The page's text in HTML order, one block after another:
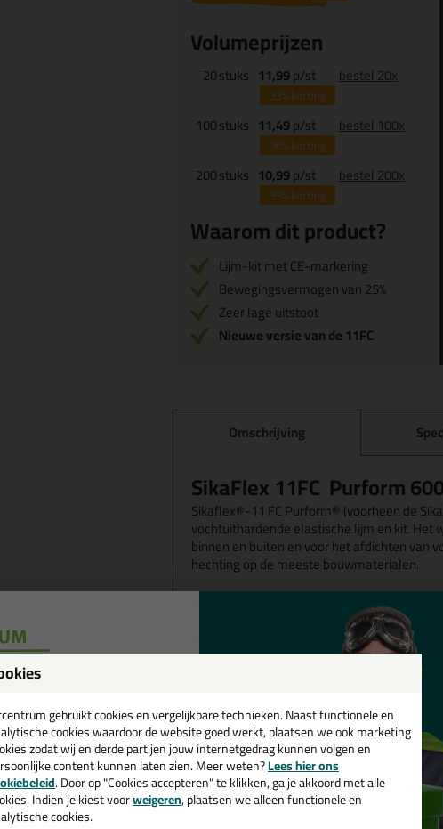
Volumeprijzen
20stuks 11,99p/st
33%korting
bestel 20x
100stuks 11,49p/st
36%korting
bestel 100x
200stuks 10,99p/st
39%korting
bestel 200x
Waarom dit product?
Lijm-kit met CE-markering
Bewegingsvermogen van 25%
Zeer lage uitstoot
Nieuwe versie van de 11FC
Omschrijving
SikaFlex 11FC Purform
Sikaflex®-11 FC Purform® (voorheen de
vochtuithardende elastische lijm en kit.
binnen en buiten en voor het afdichten van
hechting op de meeste bouwmaterialen.
Wanneer gebruik je de SikaFlex 11FC
De 11FC is ontworpen als voegkit voor
tussen leidingen en beton of plaatwerk,
afdichting in metaal- en houtconstructies
lijm omdat die ook geschikt is voor
dorpels, traptreden, plinten, schopborden,
Een lijm om constructiecomponenten en
Beton
Metselwerk
Kunststeen composiet
Keramiek
gebruikt cookies en vergelijkbare technieken. Naast functionele en
cookies waardoor de website goed werkt, plaatsen we ook marketing
zodat wij en derde partijen jouw internetgedrag kunnen volgen en
content kunnen laten zien. Meer weten?Lees hier ons
. Door op "Cookies accepteren" te klikken, ga je akkoord met alle
Indien je kiest voorweigeren, plaatsen we alleen functionele en
cookies.
💚
en ontvang een
€35,-bij je eerste bestelling!